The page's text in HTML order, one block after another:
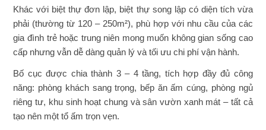
Khác với biệt thự đơn lập, biệt thự song lập có diện tích vừa
phải (thường từ 120 – 250m²), phù hợp với nhu cầu của các
gia đình trẻ hoặc trung niên mong muốn không gian sống cao
cấp nhưng vẫn dễ dàng quản lý và tối ưu chi phí vận hành.
Bố cục được chia thành 3 – 4 tầng, tích hợp đầy đủ công
năng: phòng khách sang trọng, bếp ăn ấm cúng, phòng ngủ
riêng tư, khu sinh hoạt chung và sân vườn xanh mát – tất cả
tạo nên một tổ ấm trọn vẹn.